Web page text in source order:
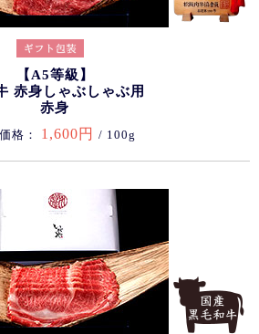
【A5等級】
赤身しゃぶしゃぶ用
赤身
格： 1,600円 / 100g